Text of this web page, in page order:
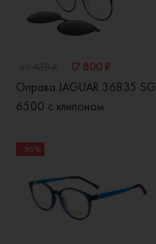
17 800 ₽
Оправа JAGUAR 36835 SG
6500 с клипоном
- 30 %